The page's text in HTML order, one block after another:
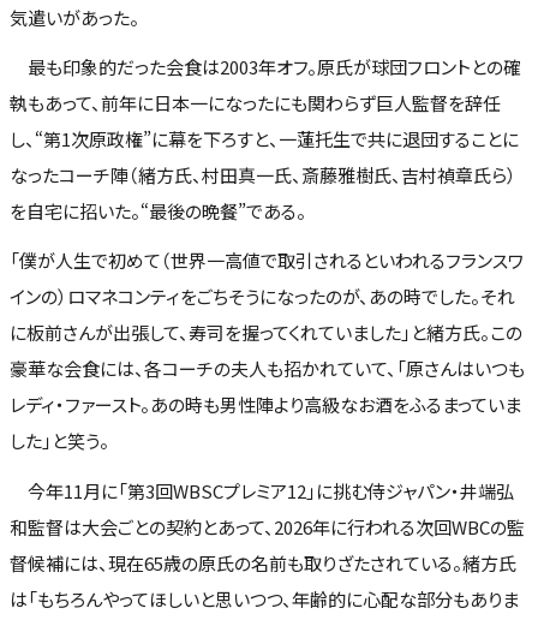
気遣いがあった。
最も印象的だった会食は2003年オフ。原氏が球団フロントとの確
執もあって、前年に日本一になったにも関わらず巨人監督を辞任
し、“第1次原政権”に幕を下ろすと、一蓮托生で共に退団することに
なったコーチ陣（緒方氏、村田真一氏、斎藤雅樹氏、吉村禎章氏ら）
を自宅に招いた。“最後の晩餐”である。
「僕が人生で初めて（世界一高値で取引されるといわれるフランスワ
インの）ロマネコンティをごちそうになったのが、あの時でした。それ
に板前さんが出張して、寿司を握ってくれていました」と緒方氏。この
豪華な会食には、各コーチの夫人も招かれていて、「原さんはいつも
レディ・ファースト。あの時も男性陣より高級なお酒をふるまっていま
した」と笑う。
今年11月に「第3回WBSCプレミア12」に挑む侍ジャパン・井端弘
和監督は大会ごとの契約とあって、2026年に行われる次回WBCの監
督候補には、現在65歳の原氏の名前も取りざたされている。緒方氏
は「もちろんやってほしいと思いつつ、年齢的に心配な部分もありま